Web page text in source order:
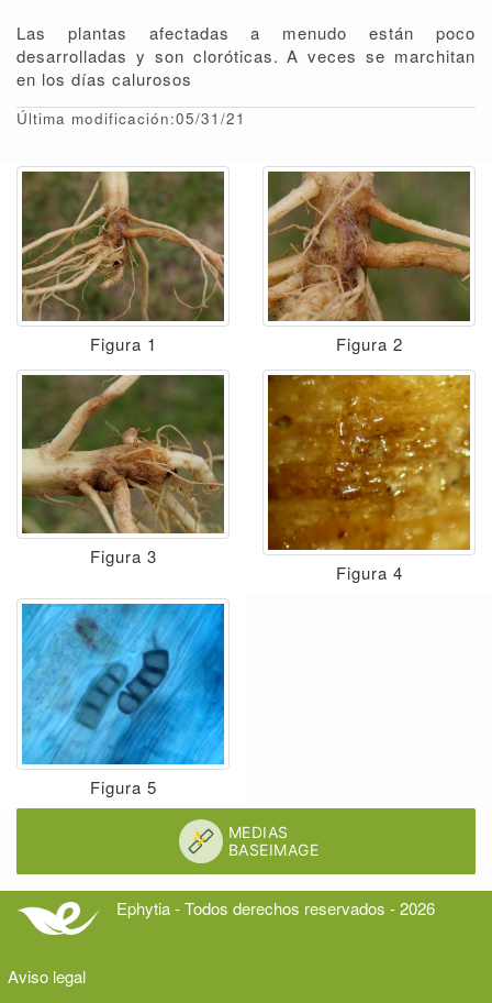
Las plantas afectadas a menudo están poco
desarrolladas y son cloróticas. A veces se marchitan
en los días calurosos
Última modificación:05/31/21
Figura 1 Figura 2
Figura 3
Figura 4
Figura 5
Ephytia - Todos derechos reservados - 2026
Aviso legal